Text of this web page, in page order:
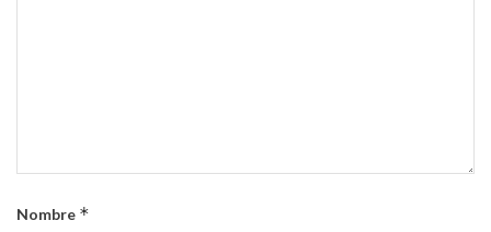
Nombre *